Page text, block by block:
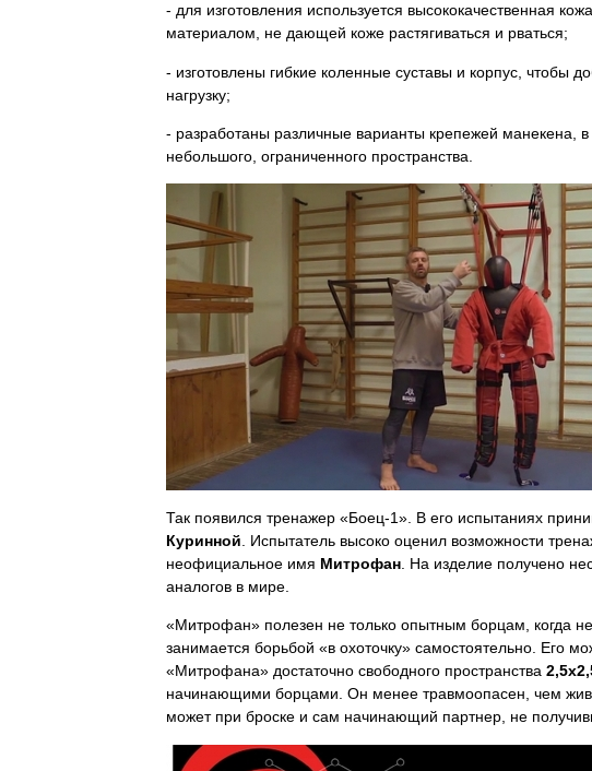
- для изготовления используется высококачественная
материалом, не дающей коже растягиваться и рваться;
- изготовлены гибкие коленные суставы и корпус, чтобы
нагрузку;
- разработаны различные варианты крепежей
небольшого, ограниченного пространства.
Так появился тренажер «Боец-1». В его испытаниях
Куринной . Испытатель высоко оценил возможности
неофициальное имя Митрофан . На изделие получено
аналогов в мире.
«Митрофан» полезен не только опытным борцам, когда
занимается борьбой «в охоточку» самостоятельно. Его
«Митрофана» достаточно свободного пространства
начинающими борцами. Он менее травмоопасен, чем
может при броске и сам начинающий партнер, не